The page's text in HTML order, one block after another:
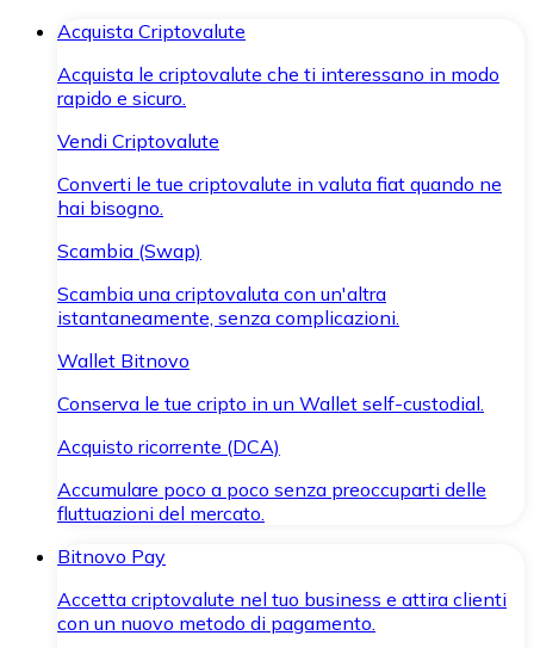
Acquista Criptovalute
Acquista le criptovalute che ti interessano in modo
rapido e sicuro.
Vendi Criptovalute
Converti le tue criptovalute in valuta fiat quando ne
hai bisogno.
Scambia (Swap)
Scambia una criptovaluta con un'altra
istantaneamente, senza complicazioni.
Wallet Bitnovo
Conserva le tue cripto in un Wallet self-custodial.
Acquisto ricorrente (DCA)
Accumulare poco a poco senza preoccuparti delle
fluttuazioni del mercato.
Bitnovo Pay
Accetta criptovalute nel tuo business e attira clienti
con un nuovo metodo di pagamento.